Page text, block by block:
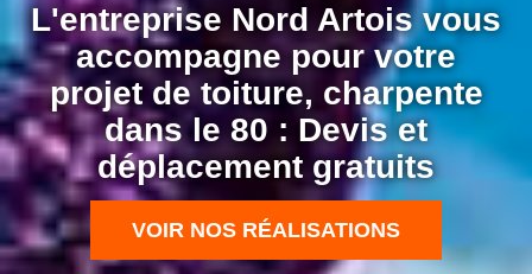
L'entreprise Nord Artois vous
accompagne pour votre
projet de toiture, charpente
dans le 80 : Devis et
déplacement gratuits
VOIR NOS RÉALISATIONS